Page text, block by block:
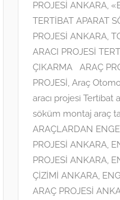
PROJESİ ANKARA,
TERTİBAT APARAT
PROJESİ ANKARA,
ARACI PROJESİ
ÇIKARMA ARAÇ
PROJESİ,Araç
aracı projesi Tertibat
söküm montaj araç
ARAÇLARDAN
PROJESİ ANKARA,
PROJESİ ANKARA,
ÇİZİMİ ANKARA,
ARAÇ PROJESİ